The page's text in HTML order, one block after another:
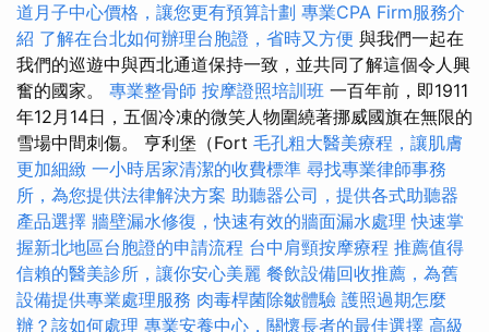
道月子中心價格，讓您更有預算計劃 專業CPA Firm服務介
紹 了解在台北如何辦理台胞證，省時又方便 與我們一起在
我們的巡遊中與西北通道保持一致，並共同了解這個令人興
奮的國家。 專業整骨師 按摩證照培訓班 一百年前，即1911
年12月14日，五個冷凍的微笑人物圍繞著挪威國旗在無限的
雪場中間刺傷。 亨利堡（Fort 毛孔粗大醫美療程，讓肌膚
更加細緻 一小時居家清潔的收費標準 尋找專業律師事務
所，為您提供法律解決方案 助聽器公司，提供各式助聽器
產品選擇 牆壁漏水修復，快速有效的牆面漏水處理 快速掌
握新北地區台胞證的申請流程 台中肩頸按摩療程 推薦值得
信賴的醫美診所，讓你安心美麗 餐飲設備回收推薦，為舊
設備提供專業處理服務 肉毒桿菌除皺體驗 護照過期怎麼
辦？該如何處理 專業安養中心，關懷長者的最佳選擇 高級